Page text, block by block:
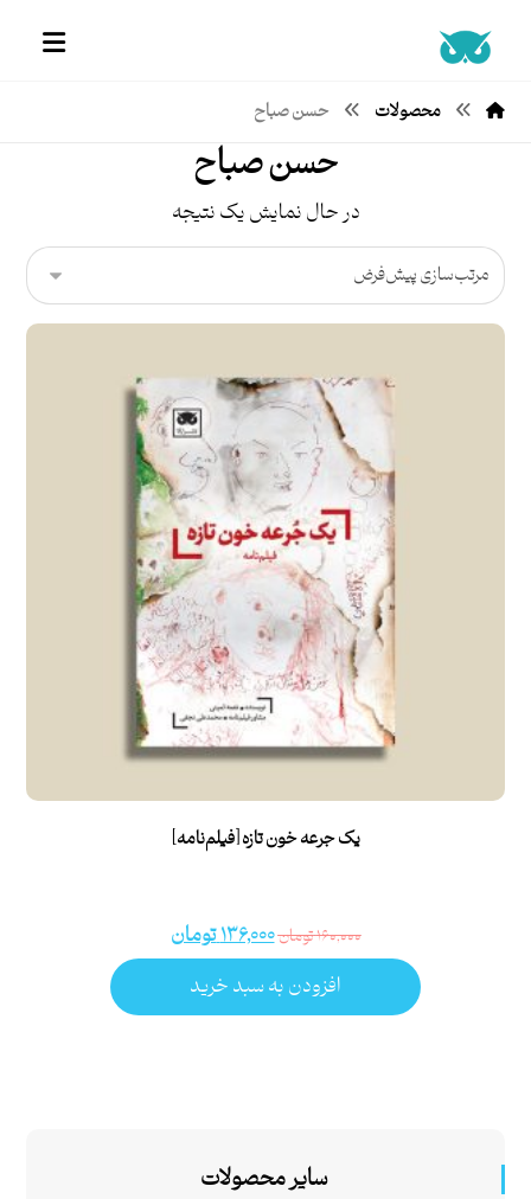
محصولات حسن صباح
حسن صباح
در حال نمایش یک نتیجه
یک جرعه خون تازه [فیلم‌نامه]
۱۶۰,۰۰۰تومان۱۳۶,۰۰۰تومان
افزودن به سبد خرید
سایر محصولات